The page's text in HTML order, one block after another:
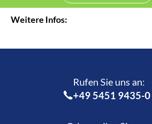
Weitere Infos:
Rufen Sie uns an:­
+49 5451 9435-0